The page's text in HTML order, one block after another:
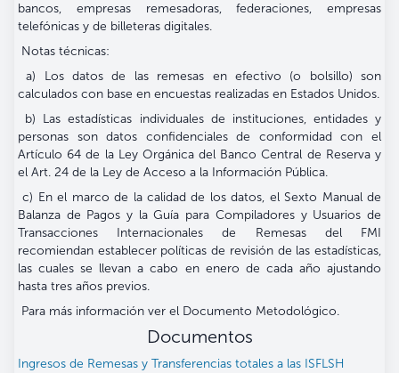
bancos, empresas remesadoras, federaciones, empresas
telefónicas y de billeteras digitales.
Notas técnicas:
a) Los datos de las remesas en efectivo (o bolsillo) son
calculados con base en encuestas realizadas en Estados Unidos.
b) Las estadísticas individuales de instituciones, entidades y
personas son datos confidenciales de conformidad con el
Artículo 64 de la Ley Orgánica del Banco Central de Reserva y
el Art. 24 de la Ley de Acceso a la Información Pública.
c) En el marco de la calidad de los datos, el Sexto Manual de
Balanza de Pagos y la Guía para Compiladores y Usuarios de
Transacciones Internacionales de Remesas del FMI
recomiendan establecer políticas de revisión de las estadísticas,
las cuales se llevan a cabo en enero de cada año ajustando
hasta tres años previos.
Para más información ver el Documento Metodológico.
Documentos
Ingresos de Remesas y Transferencias totales a las ISFLSH